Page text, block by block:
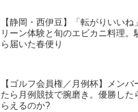
【静岡・西伊豆】「転がりいいね
リーン体験と旬のエビカニ料理。
ら届いた春便り
【ゴルフ会員権／月例杯】メンバ
たら月例競技で腕磨き。優勝した
らえるのか?